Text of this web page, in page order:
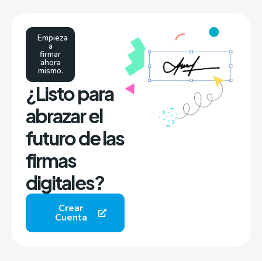
Empieza
a
firmar
ahora
mismo.
¿Listo para
abrazar el
futuro de las
firmas
digitales?
Crear
Cuenta